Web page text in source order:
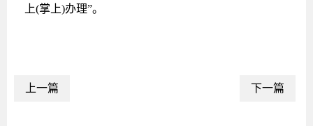
上(掌上)办理”。
上一篇 下一篇